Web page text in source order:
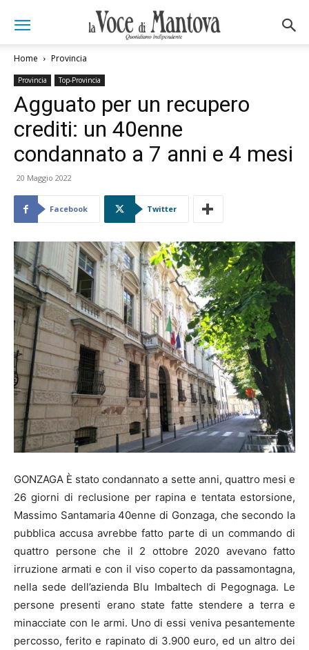
Home Provincia
Provincia Top-Provincia
Agguato per un recupero
crediti: un 40enne
condannato a 7 anni e 4 mesi
20 Maggio 2022
Facebook Twitter
GONZAGA È stato condannato a sette anni, quattro mesi e
26 giorni di reclusione per rapina e tentata estorsione,
Massimo Santamaria 40enne di Gonzaga, che secondo la
pubblica accusa avrebbe fatto parte di un commando di
quattro persone che il 2 ottobre 2020 avevano fatto
irruzione armati e con il viso coperto da passamontagna,
nella sede dell’azienda Blu Imbaltech di Pegognaga. Le
persone presenti erano state fatte stendere a terra e
minacciate con le armi. Uno di essi veniva pesantemente
percosso, ferito e rapinato di 3.900 euro, ed un altro dei